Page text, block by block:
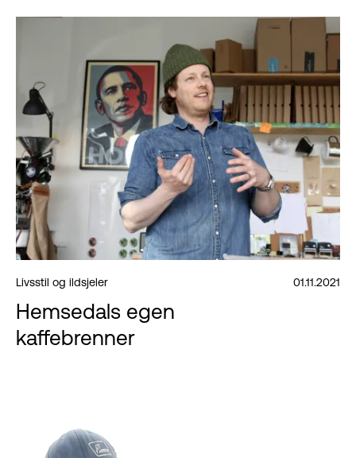
Livsstil og ildsjeler 01.11.2021
Hemsedals egen
kaffebrenner